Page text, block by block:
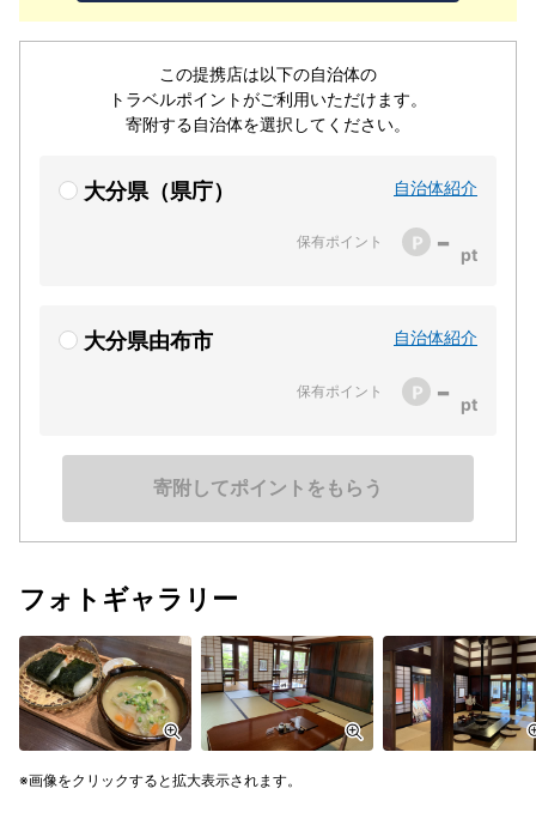
この提携店は以下の自治体の
トラベルポイントがご利用いただけます。
寄附する自治体を選択してください。
大分県（県庁） 自治体紹介
保有ポイント -
大分県由布市 自治体紹介
保有ポイント -
寄附してポイントをもらう
フォトギャラリー
画像をクリックすると拡大表示されます。